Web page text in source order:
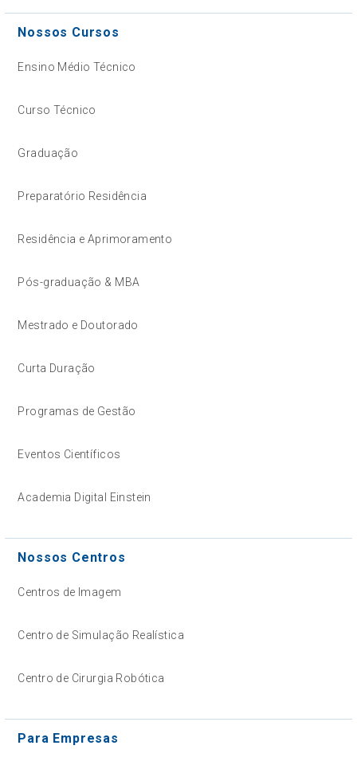
Nossos Cursos
Ensino Médio Técnico
Curso Técnico
Graduação
Preparatório Residência
Residência e Aprimoramento
Pós-graduação & MBA
Mestrado e Doutorado
Curta Duração
Programas de Gestão
Eventos Científicos
Academia Digital Einstein
Nossos Centros
Centros de Imagem
Centro de Simulação Realística
Centro de Cirurgia Robótica
Para Empresas